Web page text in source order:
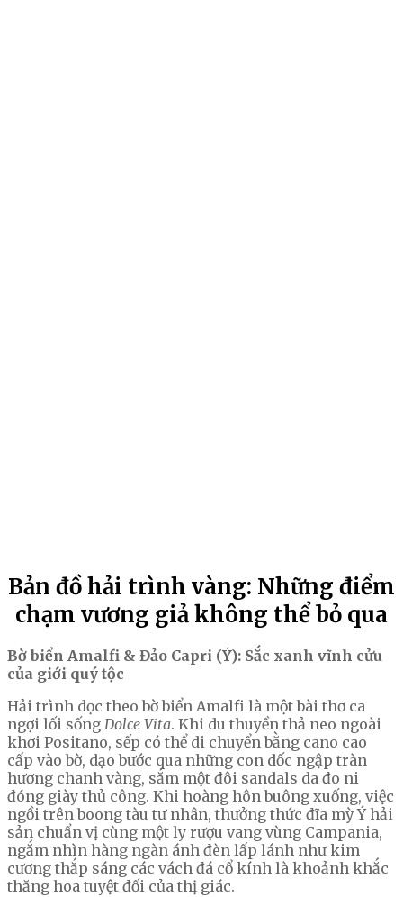
Bản đồ hải trình vàng: Những điểm
chạm vương giả không thể bỏ qua
Bờ biển Amalfi & Đảo Capri (Ý): Sắc xanh vĩnh cửu
của giới quý tộc
Hải trình dọc theo bờ biển Amalfi là một bài thơ ca
ngợi lối sống Dolce Vita. Khi du thuyền thả neo ngoài
khơi Positano, sếp có thể di chuyển bằng cano cao
cấp vào bờ, dạo bước qua những con dốc ngập tràn
hương chanh vàng, sắm một đôi sandals da đo ni
đóng giày thủ công. Khi hoàng hôn buông xuống, việc
ngồi trên boong tàu tư nhân, thưởng thức đĩa mỳ Ý hải
sản chuẩn vị cùng một ly rượu vang vùng Campania,
ngắm nhìn hàng ngàn ánh đèn lấp lánh như kim
cương thắp sáng các vách đá cổ kính là khoảnh khắc
thăng hoa tuyệt đối của thị giác.